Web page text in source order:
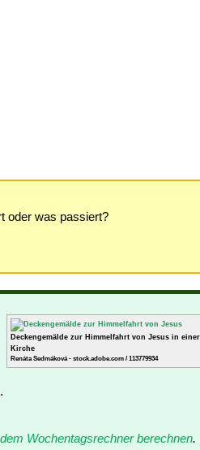
oder was passiert?
Deckengemälde zur Himmelfahrt von Jesus in
Kirche
Renáta Sedmáková - stock.adobe.com / 113779934
.
dem Wochentagsrechner berechnen.